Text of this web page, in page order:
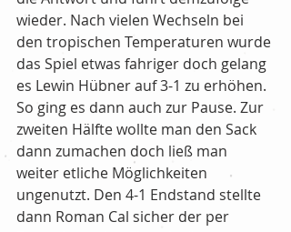
wieder. Nach vielen Wechseln bei
den tropischen Temperaturen wurde
das Spiel etwas fahriger doch gelang
es Lewin Hübner auf 3-1 zu erhöhen.
So ging es dann auch zur Pause. Zur
zweiten Hälfte wollte man den Sack
dann zumachen doch ließ man
weiter etliche Möglichkeiten
ungenutzt. Den 4-1 Endstand stellte
dann Roman Cal sicher der per